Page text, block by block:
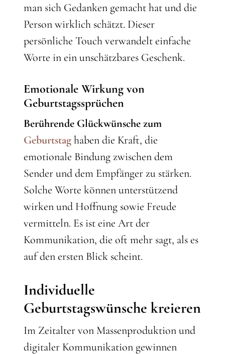
man sich Gedanken gemacht hat und die
Person wirklich schätzt. Dieser
persönliche Touch verwandelt einfache
Worte in ein unschätzbares Geschenk.
Emotionale Wirkung von
Geburtstagssprüchen
Berührende Glückwünsche zum
Geburtstaghaben die Kraft, die
emotionale Bindung zwischen dem
Sender und dem Empfänger zu stärken.
Solche Worte können unterstützend
wirken und Hoffnung sowie Freude
vermitteln. Es ist eine Art der
Kommunikation, die oft mehr sagt, als es
auf den ersten Blick scheint.
Individuelle
Geburtstagswünsche kreieren
Im Zeitalter von Massenproduktion und
digitaler Kommunikation gewinnen